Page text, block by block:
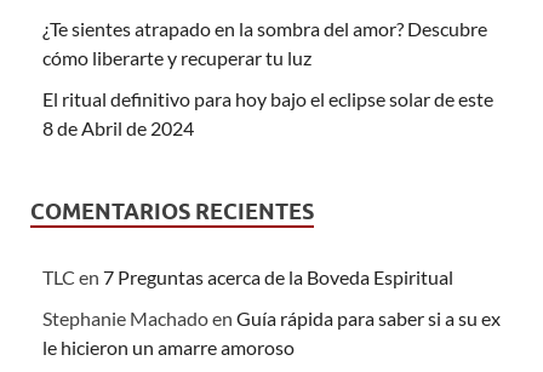
¿Te sientes atrapado en la sombra del amor? Descubre
cómo liberarte y recuperar tu luz
El ritual definitivo para hoy bajo el eclipse solar de este
8 de Abril de 2024
COMENTARIOS RECIENTES
TLC en 7 Preguntas acerca de la Boveda Espiritual
Stephanie Machadoen Guía rápida para saber si a su ex
le hicieron un amarre amoroso